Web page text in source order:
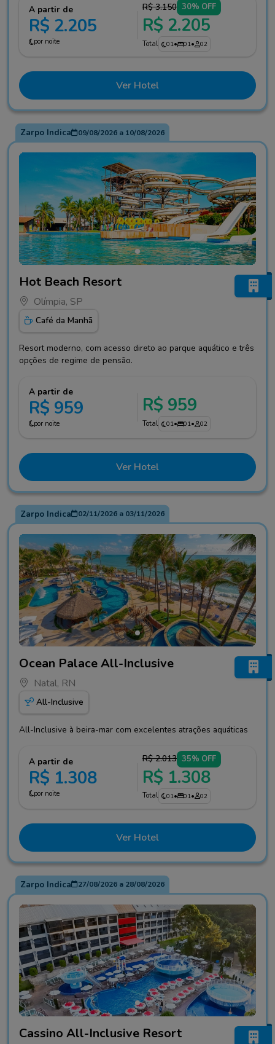
A partir de
R$ 2.205
por noite
R$ 3.150 30% OFF
R$ 2.205
Total 01• 01• 02
Ver Hotel
Zarpo Indica 09/08/2026a 10/08/2026
Hot Beach Resort
Olímpia, SP
Café da Manhã
Resort moderno, com acesso direto ao parque aquático e três
opções de regime de pensão.
A partir de
R$ 959
por noite
R$ 959
Total 01• 01• 02
Ver Hotel
Zarpo Indica 02/11/2026a 03/11/2026
Ocean Palace All-Inclusive
Natal, RN
All-Inclusive
All-Inclusive à beira-mar com excelentes atrações aquáticas
A partir de
R$ 1.308
por noite
R$ 2.013 35% OFF
R$ 1.308
Total 01• 01• 02
Ver Hotel
Zarpo Indica 27/08/2026a 28/08/2026
Cassino All-Inclusive Resort